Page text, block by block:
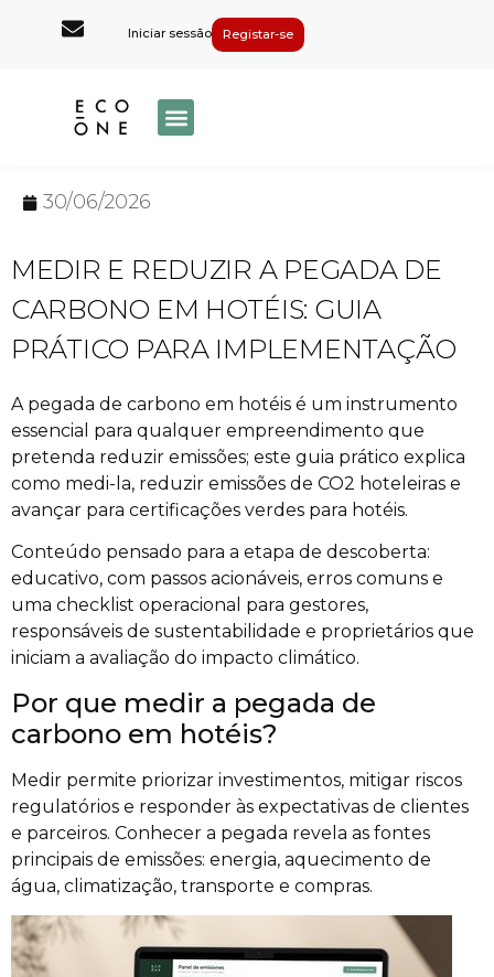
Iniciar sessão Registar-se
30/06/2026
MEDIR E REDUZIR A PEGADA DE
CARBONO EM HOTÉIS: GUIA
PRÁTICO PARA IMPLEMENTAÇÃO
A pegada de carbono em hotéis é um instrumento
essencial para qualquer empreendimento que
pretenda reduzir emissões; este guia prático explica
como medi-la, reduzir emissões de CO2 hoteleiras e
avançar para certificações verdes para hotéis.
Conteúdo pensado para a etapa de descoberta:
educativo, com passos acionáveis, erros comuns e
uma checklist operacional para gestores,
responsáveis de sustentabilidade e proprietários que
iniciam a avaliação do impacto climático.
Por que medir a pegada de
carbono em hotéis?
Medir permite priorizar investimentos, mitigar riscos
regulatórios e responder às expectativas de clientes
e parceiros. Conhecer a pegada revela as fontes
principais de emissões: energia, aquecimento de
água, climatização, transporte e compras.